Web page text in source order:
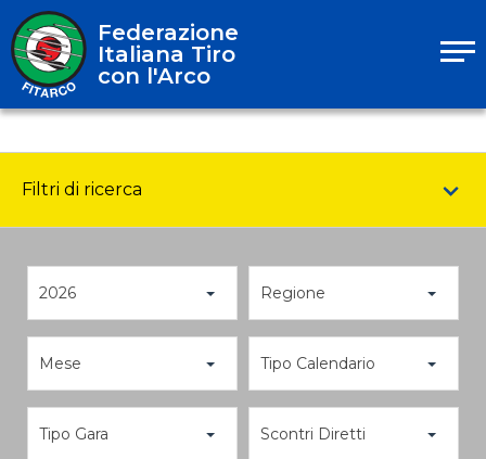
Federazione
Italiana Tiro
con l'Arco
Filtri di ricerca
2026 Regione
Mese Tipo Calendario
Tipo Gara Scontri Diretti